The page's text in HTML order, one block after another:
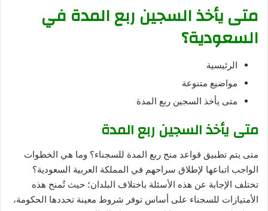
متى يأخذ السجين ربع المدة في
السعودية؟
الرئيسية
مواضيع متنوعة
متى يأخذ السجين ربع المدة
متى يأخذ السجين ربع المدة
متى يتم تطبيق قواعد منح ربع المدة للسجناء؟ وما هي الخطوات
الواجب اتباعها لإطلاق سراحهم في المملكة العربية السعودية؟
تختلف الإجابة عن هذه الأسئلة باختلاف البلدان؛ حيث تُمنح هذه
الأمتيازات للسجناء على أساس توفر شروط معينة تحددها الحكومة،